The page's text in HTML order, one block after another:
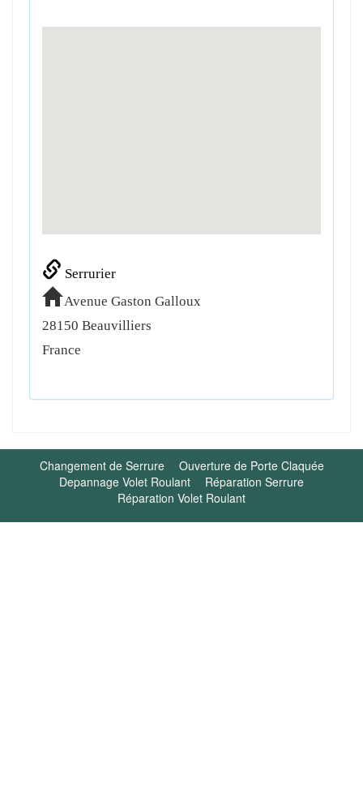
Serrurier
Avenue Gaston Galloux
28150 Beauvilliers
France
Changement de Serrure
Ouverture de Porte Claquée
Depannage Volet Roulant
Réparation Serrure
Réparation Volet Roulant